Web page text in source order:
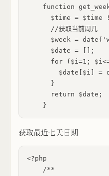
function
$time = $time
      //获取当前周几
$week =
      $date = [];
for ($i=1;
$date[$i] =
      }
      return $date;
获取最近七天日期
<?php
    /**